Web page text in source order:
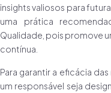
insights valiosos para
uma prática
Qualidade, pois promove
contínua.
Para garantir a eficácia
um responsável seja